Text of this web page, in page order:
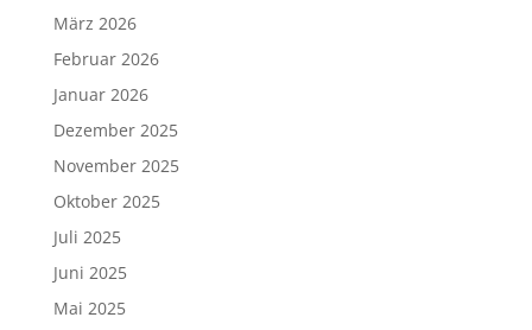
März 2026
Februar 2026
Januar 2026
Dezember 2025
November 2025
Oktober 2025
Juli 2025
Juni 2025
Mai 2025